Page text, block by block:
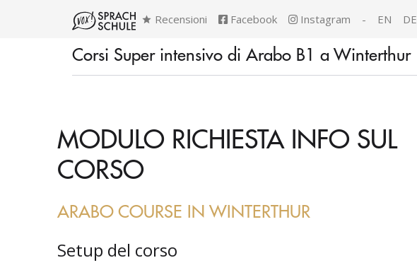
Recensioni Facebook Instagram - EN DE
Corsi Super intensivo di Arabo B1 a Winterthur
MODULO RICHIESTA INFO SUL
CORSO
ARABO COURSE IN WINTERTHUR
Setup del corso